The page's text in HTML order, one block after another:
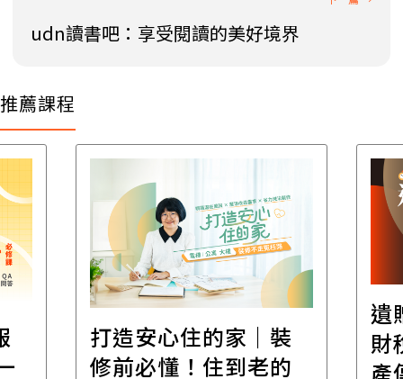
udn讀書吧：享受閱讀的美好境界
推薦課程
打造安心住的家｜裝
修前必懂！住到老的
遺
財
產